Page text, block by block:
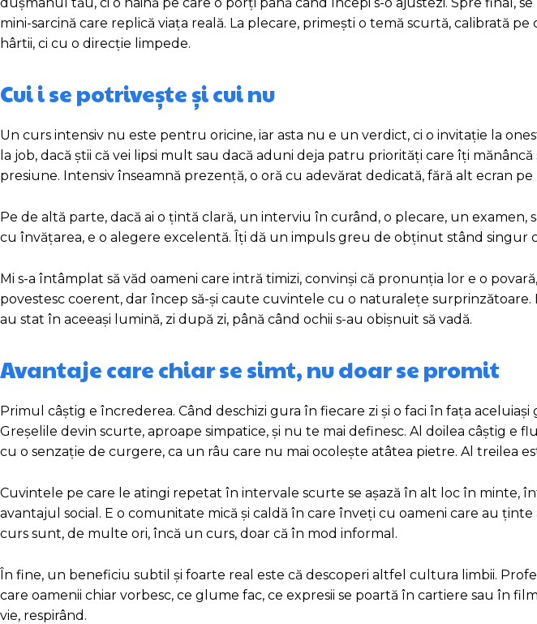
dușmanul tău, ci o haină pe care o porți până când începi s-o ajustezi. Spre final,
mini-sarcină care replică viața reală. La plecare, primești o temă scurtă, calibrată
hârtii, ci cu o direcție limpede.
Cui i se potrivește și cui nu
Un curs intensiv nu este pentru oricine, iar asta nu e un verdict, ci o invitație la
la job, dacă știi că vei lipsi mult sau dacă aduni deja patru priorități care îți
presiune. Intensiv înseamnă prezență, o oră cu adevărat dedicată, fără alt ecran pe
Pe de altă parte, dacă ai o țintă clară, un interviu în curând, o plecare, un examen,
cu învățarea, e o alegere excelentă. Îți dă un impuls greu de obținut stând singur
Mi s-a întâmplat să văd oameni care intră timizi, convinși că pronunția lor e o
povestesc coerent, dar încep să-și caute cuvintele cu o naturalețe
au stat în aceeași lumină, zi după zi, până când ochii s-au obișnuit să vadă.
Avantaje care chiar se simt, nu doar se promit
Primul câștig e încrederea. Când deschizi gura în fiecare zi și o faci în fața
Greșelile devin scurte, aproape simpatice, și nu te mai definesc. Al doilea câștig e
cu o senzație de curgere, ca un râu care nu mai ocolește atâtea pietre. Al treilea
Cuvintele pe care le atingi repetat în intervale scurte se așază în alt loc în minte,
avantajul social. E o comunitate mică și caldă în care înveți cu oameni care au
curs sunt, de multe ori, încă un curs, doar că în mod informal.
În fine, un beneficiu subtil și foarte real este că descoperi altfel cultura limbii.
care oamenii chiar vorbesc, ce glume fac, ce expresii se poartă în cartiere sau în
vie, respirând.